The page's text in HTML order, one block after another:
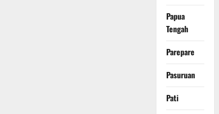
Papua
Tengah
Parepare
Pasuruan
Pati